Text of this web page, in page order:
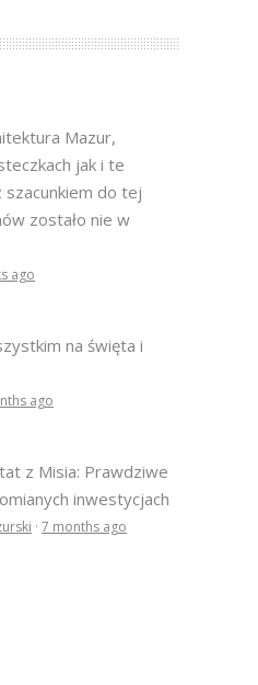
Mazur,
jak i te
szacunkiem do tej
zostało nie w
ago
na święta i
ago
z Misia: Prawdziwe
inwestycjach
· 7 months ago